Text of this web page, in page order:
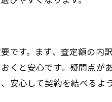
です。まず、査定額の内
くと安心です。疑問点が
安心して契約を結べるよ